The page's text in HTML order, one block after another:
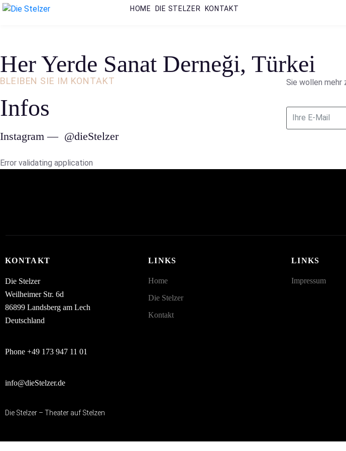
HOME DIE STELZER KONTAKT
Her Yerde Sanat Derneği, Türkei
BLEIBEN SIE IM KONTAKT
Infos
Sie wollen mehr
Instagram — @dieStelzer
Error validating application
KONTAKT
Die Stelzer
Weilheimer Str. 6d
86899 Landsberg am Lech
Deutschland
Phone +49 173 947 11 01
info@dieStelzer.de
LINKS
Home
Die Stelzer
Kontakt
LINKS
Impressum
Die Stelzer – Theater auf Stelzen